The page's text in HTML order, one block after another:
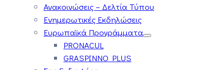
Ανακοινώσεις – Δελτία Τύπου
Ενημερωτικές Εκδηλώσεις
Ευρωπαϊκά Προγράμματα
PRONACUL
GRASPINNO PLUS